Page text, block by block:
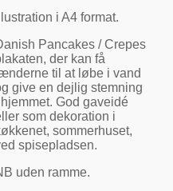
Illustration i A4 format.
Pancakes / Crepes
der kan få
til at løbe i vand
give en dejlig stemning
God gaveidé
som dekoration i
sommerhuset,
spisepladsen.
uden ramme.